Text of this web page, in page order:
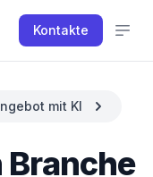
Kontakte
mit KI
Branche